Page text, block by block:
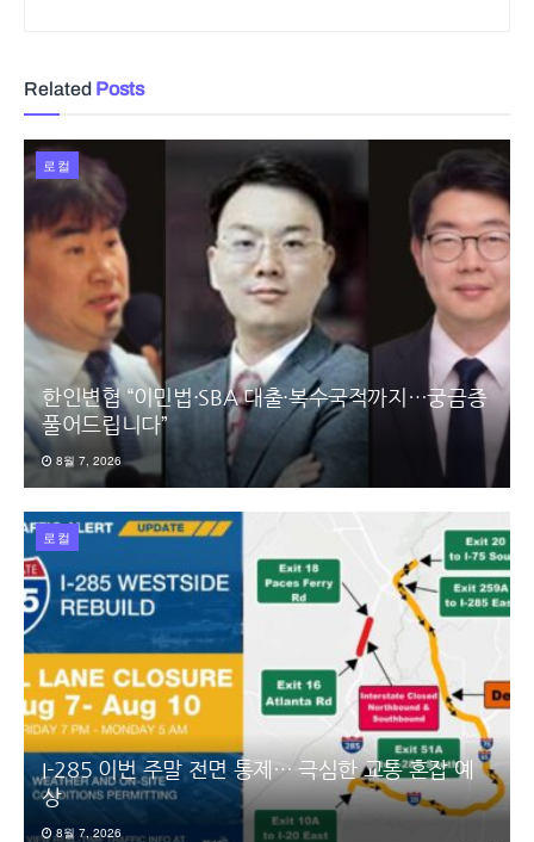
Related Posts
로컬
한인변협 “이민법·SBA 대출·복수국적까지…궁금증
풀어드립니다”
8월 7, 2026
로컬
I-285 이번 주말 전면 통제… 극심한 교통 혼잡 예
상
8월 7, 2026